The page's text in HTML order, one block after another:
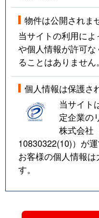
物件は公開されま
当サイトの利用に
や個人情報が許可
ることはありません。
個人情報は保護さ
当サイト
定企業の
株式会社
10830322(10)）が
お客様の個人情報
す。